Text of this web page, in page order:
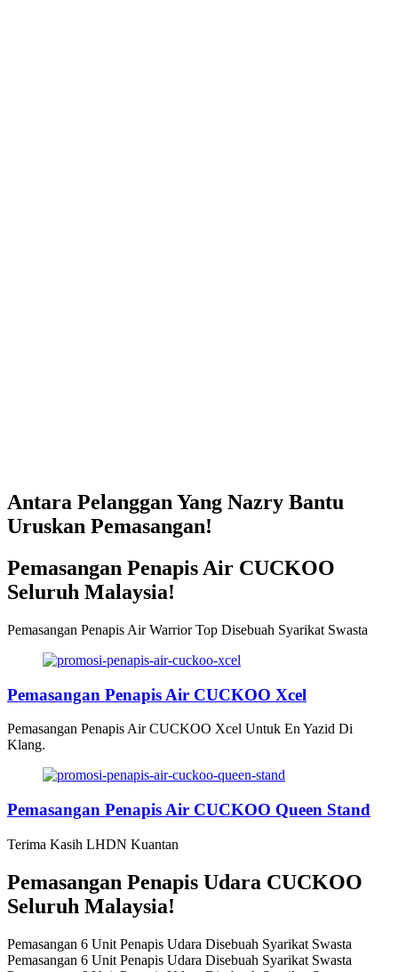
Antara Pelanggan Yang Nazry Bantu
Uruskan Pemasangan!
Pemasangan Penapis Air CUCKOO
Seluruh Malaysia!
Pemasangan Penapis Air Warrior Top Disebuah Syarikat Swasta
Pemasangan Penapis Air CUCKOO Xcel
Pemasangan Penapis Air CUCKOO Xcel Untuk En Yazid Di
Klang.
Pemasangan Penapis Air CUCKOO Queen Stand
Terima Kasih LHDN Kuantan
Pemasangan Penapis Udara CUCKOO
Seluruh Malaysia!
Pemasangan 6 Unit Penapis Udara Disebuah Syarikat Swasta
Pemasangan 6 Unit Penapis Udara Disebuah Syarikat Swasta